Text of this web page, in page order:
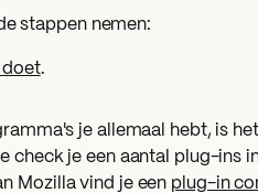
stappen nemen:
doet.
je allemaal hebt, is
check je een aantal plug-ins
Mozilla vind je een plug-in